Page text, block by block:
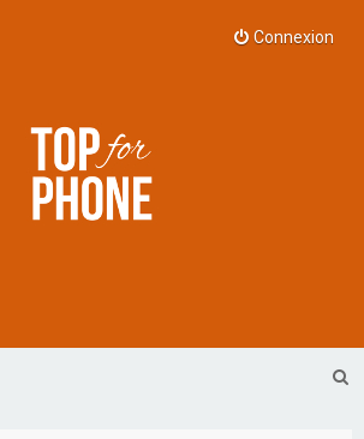
Connexion